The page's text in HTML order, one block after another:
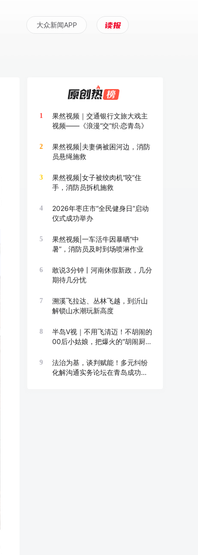
大众新闻APP
1
果然视频｜交通银行文旅大戏主
视频——《浪漫“交”织·恋青岛》
2
果然视频|夫妻俩被困河边，消防
员悬绳施救
3
果然视频|女子被绞肉机“咬”住
手，消防员拆机施救
4
2026年枣庄市“全民健身日”启动
仪式成功举办
5
果然视频|一车活牛因暴晒“中
暑”，消防员及时到场喷淋作业
6
敢说3分钟丨河南休假新政，几分
期待几分忧
7
溯溪飞拉达、丛林飞越，到沂山
解锁山水潮玩新高度
8
半岛V视｜不用飞清迈！不胡闹的
00后小姑娘，把爆火的“胡闹厨
9
法治为基，谈判赋能！多元纠纷
化解沟通实务论坛在青岛成功举